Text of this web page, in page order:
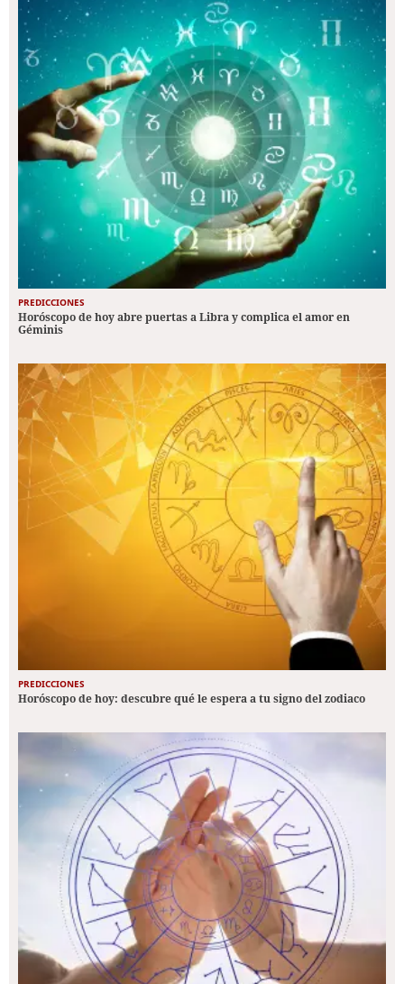
PREDICCIONES
Horóscopo de hoy abre puertas a Libra y complica el amor en
Géminis
PREDICCIONES
Horóscopo de hoy: descubre qué le espera a tu signo del zodiaco